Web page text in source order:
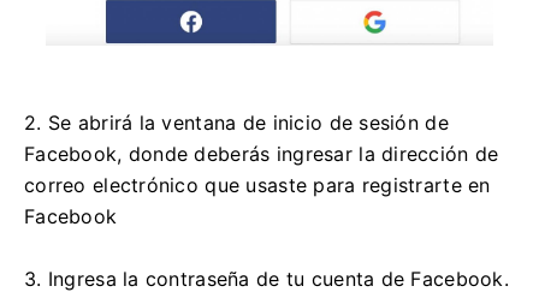
2. Se abrirá la ventana de inicio de sesión de
Facebook, donde deberás ingresar la dirección de
correo electrónico que usaste para registrarte en
Facebook
3. Ingresa la contraseña de tu cuenta de Facebook.